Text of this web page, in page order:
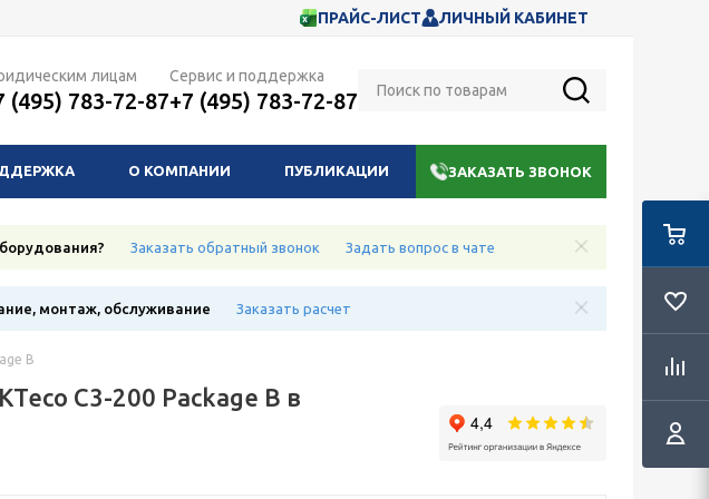
ПРАЙС-ЛИСТ ЛИЧНЫЙ КАБИНЕТ
лицам
(495) 783-72-87
Сервис и поддержка
+7 (495) 783-72-87
О КОМПАНИИ ПУБЛИКАЦИИ ЗАКАЗАТЬ ЗВОНОК
Заказать обратный звонок Задать вопрос в чате
монтаж, обслуживание Заказать расчет
B
C3-200 Package B в